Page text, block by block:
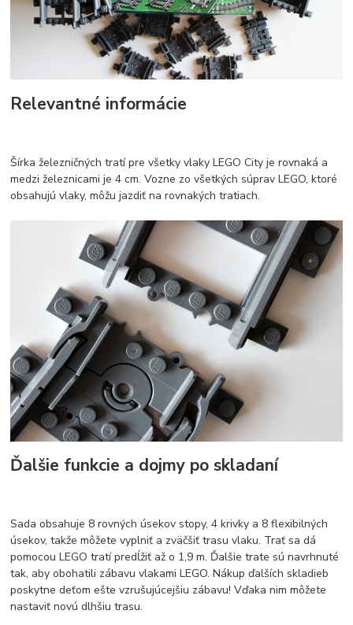
Relevantné informácie
Šírka železničných tratí pre všetky vlaky LEGO City je rovnaká a
medzi železnicami je 4 cm. Vozne zo všetkých súprav LEGO, ktoré
obsahujú vlaky, môžu jazdiť na rovnakých tratiach.
Ďalšie funkcie a dojmy po skladaní
Sada obsahuje 8 rovných úsekov stopy, 4 krivky a 8 flexibilných
úsekov, takže môžete vyplniť a zväčšiť trasu vlaku. Trať sa dá
pomocou LEGO tratí predĺžiť až o 1,9 m. Ďalšie trate sú navrhnuté
tak, aby obohatili zábavu vlakami LEGO. Nákup ďalších skladieb
poskytne deťom ešte vzrušujúcejšiu zábavu! Vďaka nim môžete
nastaviť novú dlhšiu trasu.